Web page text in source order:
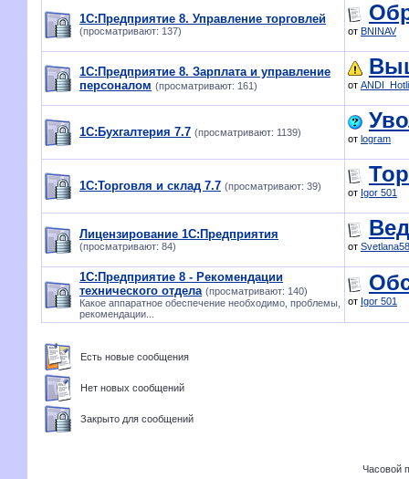
1С:Предприятие 8. Управление торговлей
(просматривают: 137) от BNINAV
1С:Предприятие 8. Зарплата и управление
персоналом (просматривают: 161) от
1С:Бухгалтерия 7.7 (просматривают: 1139)
от logram
1С:Торговля и склад 7.7 (просматривают: 39)
от Igor 501
Лицензирование 1С:Предприятия
(просматривают: 84) от Svetlana58
1С:Предприятие 8 - Рекомендации
технического отдела (просматривают: 140)
Какое аппаратное обеспечение необходимо, проблемы,
рекомендации...
от Igor 501
Есть новые сообщения
Нет новых сообщений
Закрыто для сообщений
Часовой